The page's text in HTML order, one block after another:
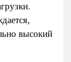
высокий